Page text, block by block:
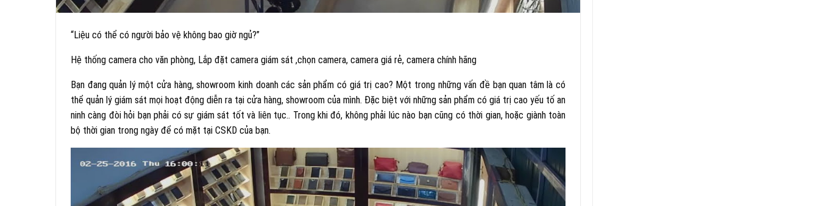
“Liệu có thể có người bảo vệ không bao giờ ngủ?”
Hệ thống camera cho văn phòng, Lắp đặt camera giám sát ,chọn camera, camera giá rẻ, camera chính hãng
Bạn đang quản lý một cửa hàng, showroom kinh doanh các sản phẩm có giá trị cao? Một trong những vấn đề bạn quan tâm là có
thể quản lý giám sát mọi hoạt động diễn ra tại cửa hàng, showroom của mình. Đặc biệt với những sản phẩm có giá trị cao yếu tố an
ninh càng đòi hỏi bạn phải có sự giám sát tốt và liên tục.. Trong khi đó, không phải lúc nào bạn cũng có thời gian, hoặc giành toàn
bộ thời gian trong ngày để có mặt tại CSKD của bạn.